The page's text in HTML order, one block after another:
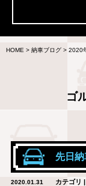
HOME > 納車ブログ > 2020
ゴ
先日納
2020.01.31 カテゴリ